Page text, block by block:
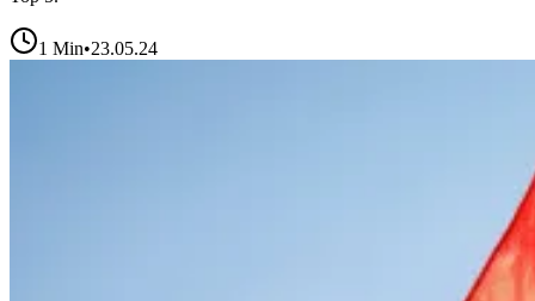
1 Min•23.05.24